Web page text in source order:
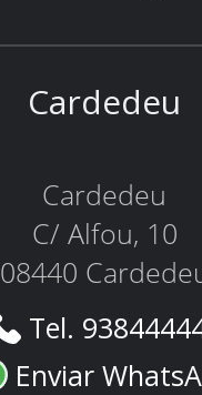
Cardedeu
Cardedeu
C/ Alfou, 10
08440
Tel.
Enviar